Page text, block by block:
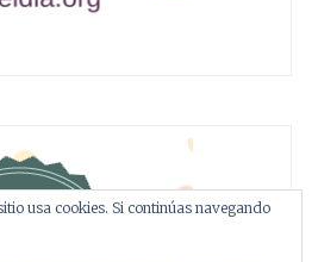
usa cookies. Si continúas navegando